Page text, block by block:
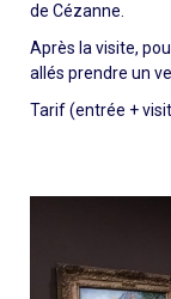
de Cézanne.
Après la visite,
allés prendre un
Tarif (entrée +